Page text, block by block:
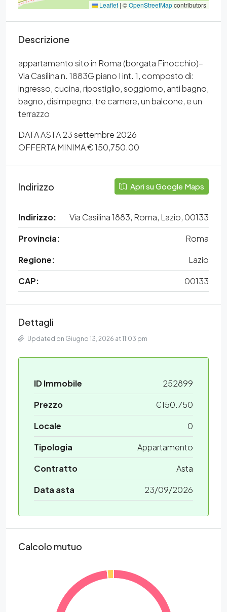
Leaflet | ©OpenStreetMapcontributors
Descrizione
appartamento sito in Roma (borgata Finocchio)–
Via Casilina n. 1883G piano I int. 1, composto di:
ingresso, cucina, ripostiglio, soggiorno, anti bagno,
bagno, disimpegno, tre camere, un balcone, e un
terrazzo
DATA ASTA 23 settembre 2026
OFFERTA MINIMA € 150,750.00
Indirizzo Apri su Google Maps
Indirizzo:
Via Casilina 1883, Roma, Lazio, 00133
Provincia:
Roma
Regione:
Lazio
CAP:
00133
Dettagli
Updated on Giugno 13, 2026 at 11:03 pm
ID Immobile
252899
Prezzo
€150.750
Locale
0
Tipologia
Appartamento
Contratto
Asta
Data asta
23/09/2026
Calcolo mutuo